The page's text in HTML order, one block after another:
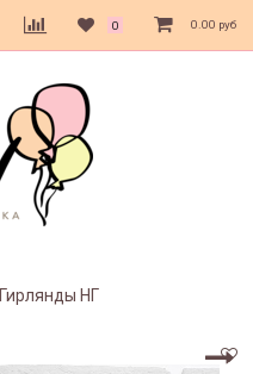
0 0.00 руб
Гирлянды НГ